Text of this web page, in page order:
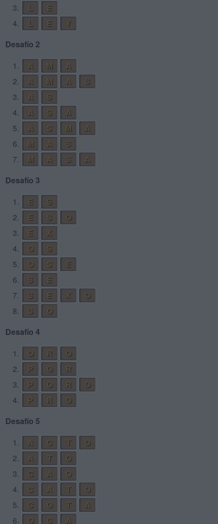
3.
L
E
4.
L E
Y
Desafío 2
1.
A M
A
2.
A M A
S
3.
A
S
4.
A S
A
5.
A S M
A
6.
M A
S
7.
M A S
A
Desafío 3
1.
E
S
2.
E S
O
3.
E
X
4.
O
S
5.
O S
E
6.
S
E
7.
S E X
O
8.
S
O
Desafío 4
1.
O R
O
2.
P O
R
3.
P O R
O
4.
P R
O
Desafío 5
1.
A C T
O
2.
A T
O
3.
C A
O
4.
C A T
O
5.
C O T
A
6.
O C
A